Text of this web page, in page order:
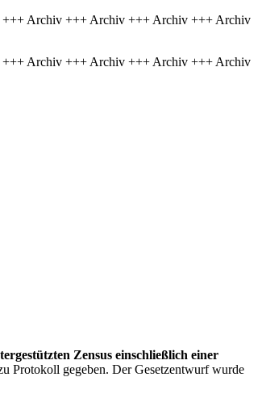
Archiv +++ Archiv +++ Archiv +++ Archiv
Archiv +++ Archiv +++ Archiv +++ Archiv
Zensus einschließlich einer
Protokoll gegeben. Der Gesetzentwurf wurde